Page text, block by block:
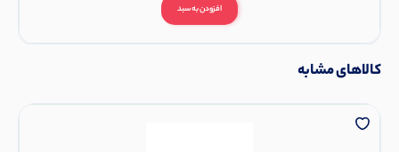
افزودن به سبد
کالاهای مشابه